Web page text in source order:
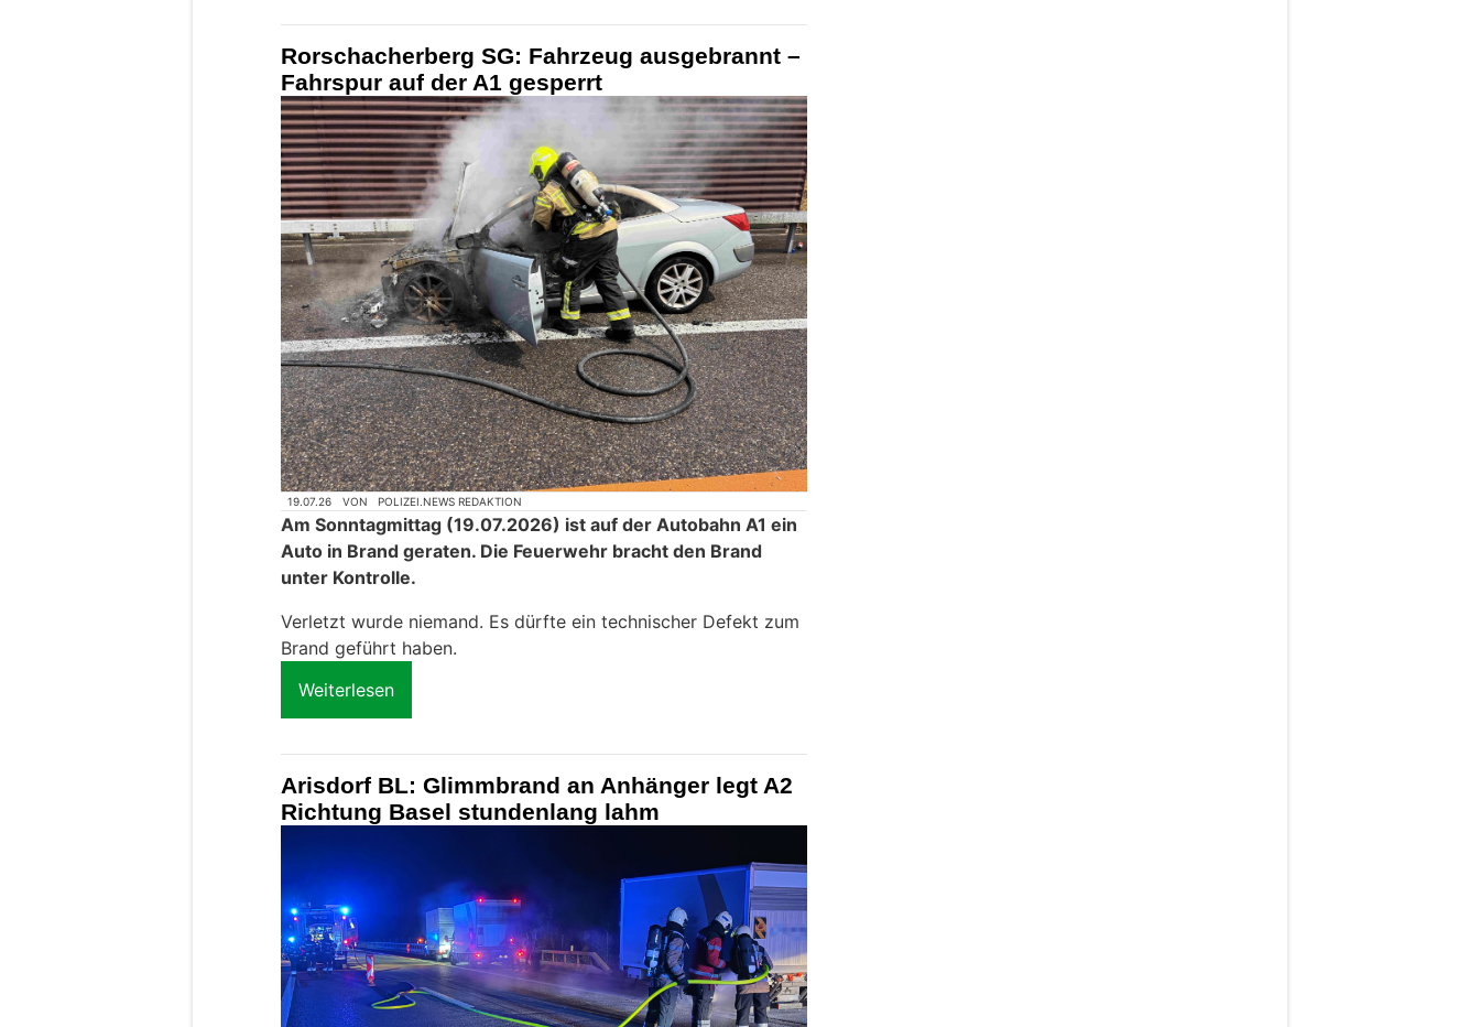
Rorschacherberg SG: Fahrzeug ausgebrannt –
Fahrspur auf der A1 gesperrt
19.07.26 VON POLIZEI.NEWS REDAKTION
Am Sonntagmittag (19.07.2026) ist auf der Autobahn A1 ein
Auto in Brand geraten. Die Feuerwehr bracht den Brand
unter Kontrolle.
Verletzt wurde niemand. Es dürfte ein technischer Defekt zum
Brand geführt haben.
Weiterlesen
Arisdorf BL: Glimmbrand an Anhänger legt A2
Richtung Basel stundenlang lahm